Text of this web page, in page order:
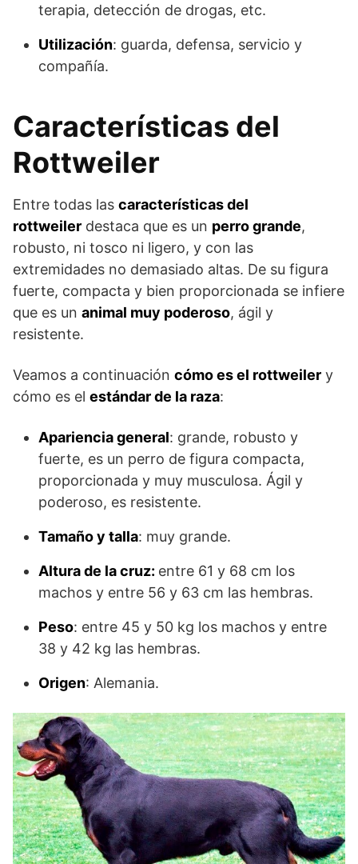
terapia, detección de drogas, etc.
Utilización: guarda, defensa, servicio y
compañía.
Características del
Rottweiler
Entre todas las características del
rottweiler destaca que es un perro grande,
robusto, ni tosco ni ligero, y con las
extremidades no demasiado altas. De su figura
fuerte, compacta y bien proporcionada se infiere
que es un animal muy poderoso, ágil y
resistente.
Veamos a continuación cómo es el rottweiler y
cómo es el estándar de la raza:
Apariencia general: grande, robusto y
fuerte, es un perro de figura compacta,
proporcionada y muy musculosa. Ágil y
poderoso, es resistente.
Tamaño y talla: muy grande.
Altura de la cruz: entre 61 y 68 cm los
machos y entre 56 y 63 cm las hembras.
Peso: entre 45 y 50 kg los machos y entre
38 y 42 kg las hembras.
Origen: Alemania.